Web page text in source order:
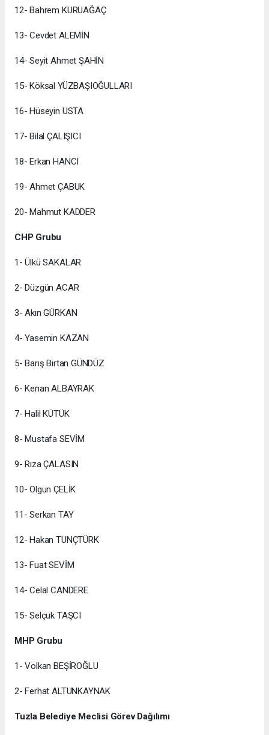
12- Bahrem KURUAĞAÇ
13- Cevdet ALEMİN
14- Seyit Ahmet ŞAHİN
15- Köksal YÜZBAŞIOĞULLARI
16- Hüseyin USTA
17- Bilal ÇALIŞICI
18- Erkan HANCI
19- Ahmet ÇABUK
20- Mahmut KADDER
CHP Grubu
1- Ülkü SAKALAR
2- Düzgün ACAR
3- Akın GÜRKAN
4- Yasemin KAZAN
5- Barış Birtan GÜNDÜZ
6- Kenan ALBAYRAK
7- Halil KÜTÜK
8- Mustafa SEVİM
9- Rıza ÇALASIN
10- Olgun ÇELİK
11- Serkan TAY
12- Hakan TUNÇTÜRK
13- Fuat SEVİM
14- Celal CANDERE
15- Selçuk TAŞCI
MHP Grubu
1- Volkan BEŞİROĞLU
2- Ferhat ALTUNKAYNAK
Tuzla Belediye Meclisi Görev Dağılımı